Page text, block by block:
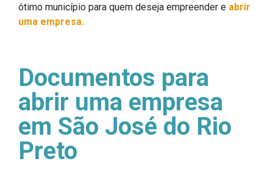
ótimo município para quem deseja empreender e abrir
uma empresa.
Documentos para
abrir uma empresa
em São José do Rio
Preto